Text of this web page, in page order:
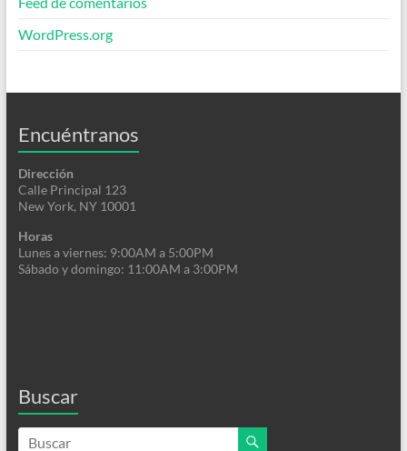
WordPress.org
Encuéntranos
Dirección
Calle Principal 123
New York, NY 10001
Horas
Lunes a viernes: 9:00AM a 5:00PM
Sábado y domingo: 11:00AM a 3:00PM
Buscar